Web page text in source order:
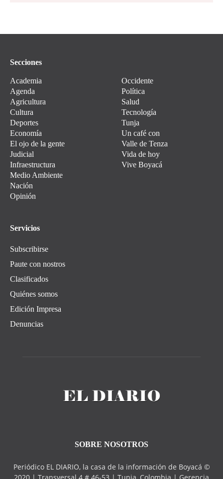
Secciones
Academia
Agenda
Agricultura
Cultura
Deportes
Economía
El ojo de la gente
Judicial
Infraestructura
Medio Ambiente
Nación
Opinión
Occidente
Política
Salud
Tecnología
Tunja
Un café con
Valle de Tenza
Vida de hoy
Vive Boyacá
Servicios
Subscribirse
Paute con nostros
Clasificados
Quiénes somos
Edición Impresa
Denuncias
SOBRE NOSOTROS
Periódico EL DIARIO, la casa de la información de Boyacá ©